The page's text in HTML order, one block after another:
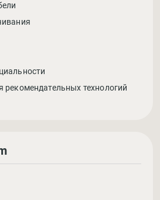
рекомендательных технологий